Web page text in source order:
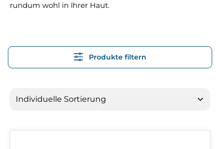
rundum wohl in Ihrer Haut.
Produkte filtern